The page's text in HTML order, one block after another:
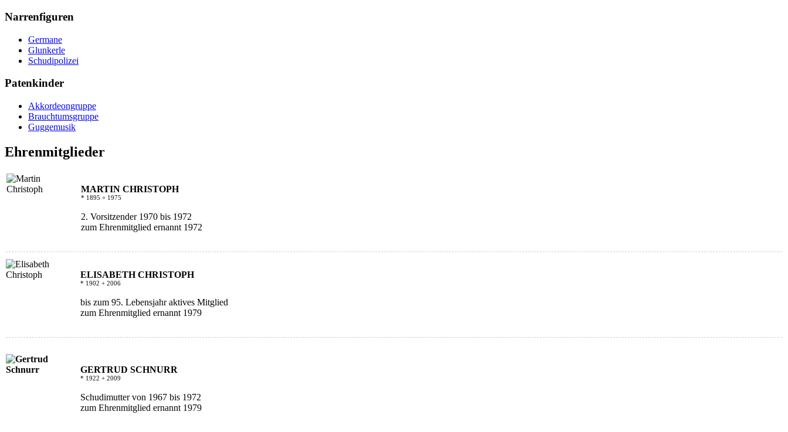
Narrenfiguren
Germane
Glunkerle
Schudipolizei
Patenkinder
Akkordeongruppe
Brauchtumsgruppe
Guggemusik
Ehrenmitglieder
MARTIN CHRISTOPH
* 1895 + 1975
2. Vorsitzender 1970 bis 1972
zum Ehrenmitglied ernannt 1972
ELISABETH CHRISTOPH
* 1902 + 2006
bis zum 95. Lebensjahr aktives Mitglied
zum Ehrenmitglied ernannt 1979
GERTRUD SCHNURR
* 1922 + 2009
Schudimutter von 1967 bis 1972
zum Ehrenmitglied ernannt 1979